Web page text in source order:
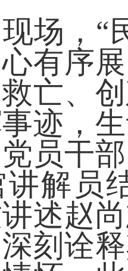
，“民
有序
亡、
迹，
员干
解员
述赵
刻诠